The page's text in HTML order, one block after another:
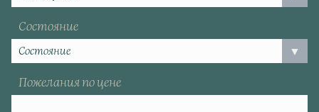
Состояние
Пожелания по цене